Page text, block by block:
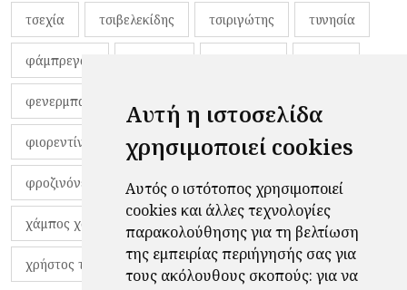
Αυτή η ιστοσελίδα
χρησιμοποιεί cookies
Αυτός ο ιστότοπος χρησιμοποιεί
cookies και άλλες τεχνολογίες
παρακολούθησης για τη βελτίωση
της εμπειρίας περιήγησής σας για
τους ακόλουθους σκοπούς: για να
τσεχία τσιβελεκίδης τσιριγώτης τυνησία
φάμπρεγας
φενερμπαχτσέ φερνάντο τόρες φίλαθλοι
φιορεντίνα φιρμίνο φρανκ ντε μπουρ
φροζινόνε φωκικός χαβίτο
χάμπος χαραλάμπους χάρι πότερ
χρήστος τζόλης